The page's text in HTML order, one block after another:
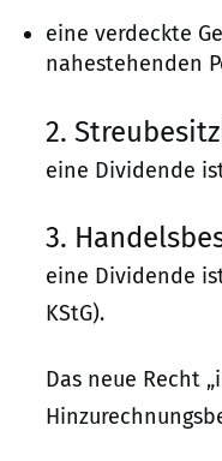
eine verdeckte
nahestehenden
2.
eine Dividende
3.
eine Dividende
KStG).
Das neue Recht